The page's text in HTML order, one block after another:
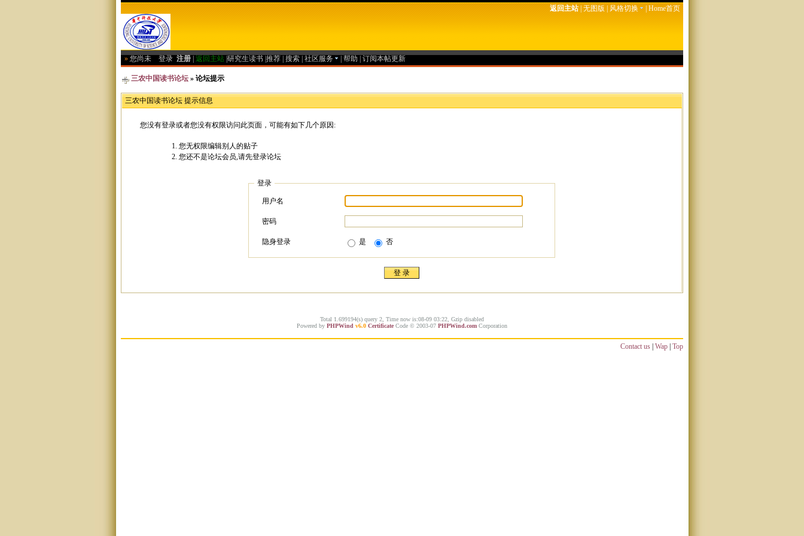
返回主站|无图版|风格切换 |Home首页
» 您尚未 登录 注册 返回主站 研究生读书 推荐 搜索 社区服务 帮助 订阅本帖更新
三农中国读书论坛 » 论坛提示
三农中国读书论坛 提示信息
您没有登录或者您没有权限访问此页面，可能有如下几个原因:
您无权限编辑别人的贴子
您还不是论坛会员,请先登录论坛
登录
用户名
密码
隐身登录 是 否
Total 1.699194(s) query 2, Time now is:08-09 03:22, Gzip disabled
Powered by PHPWind v6.0 Certificate Code © 2003-07 PHPWind.com Corporation
Contact us | Wap | Top